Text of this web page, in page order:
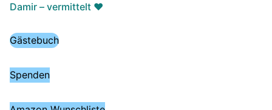
Damir – vermittelt ♥️
Gästebuch
Spenden